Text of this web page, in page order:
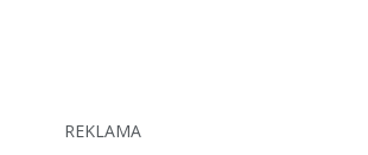
REKLAMA